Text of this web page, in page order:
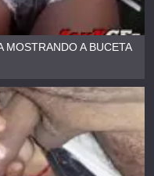
MOSTRANDO A BUCETA